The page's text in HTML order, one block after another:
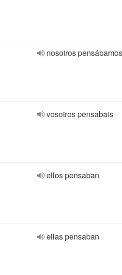
nosotros pensábamos
vosotros pensabais
ellos pensaban
ellas pensaban